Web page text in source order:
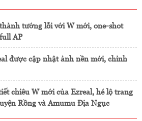
tướng lỗi với W mới, one-shot
AP
được cập nhật ảnh nền mới, chỉnh
chiêu W mới của Ezreal, hé lộ trang
Rồng và Amumu Địa Ngục